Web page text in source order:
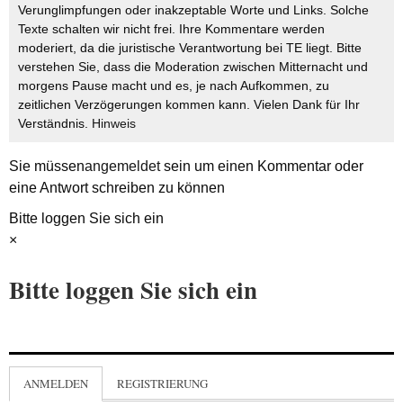
Verunglimpfungen oder inakzeptable Worte und Links. Solche
Texte schalten wir nicht frei. Ihre Kommentare werden
moderiert, da die juristische Verantwortung bei TE liegt. Bitte
verstehen Sie, dass die Moderation zwischen Mitternacht und
morgens Pause macht und es, je nach Aufkommen, zu
zeitlichen Verzögerungen kommen kann. Vielen Dank für Ihr
Verständnis. Hinweis
Sie müssenangemeldetsein um einen Kommentar oder
eine Antwort schreiben zu können
Bitte loggen Sie sich ein
×
Bitte loggen Sie sich ein
ANMELDEN REGISTRIERUNG